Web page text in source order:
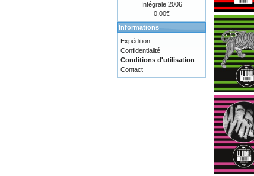
Intégrale 2006
0,00€
Informations
Expédition
Confidentialité
Conditions d'utilisation
Contact